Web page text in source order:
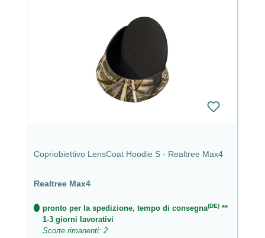
Copriobiettivo LensCoat Hoodie S - Realtree Max4
Realtree Max4
pronto per la spedizione, tempo di consegna(DE) **
1-3 giorni lavorativi
Scorte rimanenti: 2